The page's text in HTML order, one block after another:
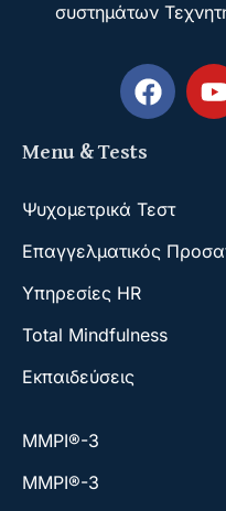
συστημάτων
Menu & Tests
Ψυχομετρικά Τεστ
Επαγγελματικός
Υπηρεσίες HR
Total Mindfulness
Εκπαιδεύσεις
ΜΜΡΙ®-3
ΜΜΡΙ®-3